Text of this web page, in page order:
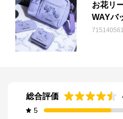
お花リ
WAYバ
総合評価
5